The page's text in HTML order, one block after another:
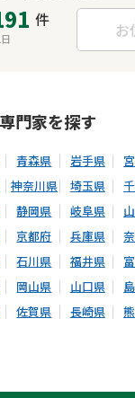
件 お
専門家を探す
青森県 岩手県
神奈川県 埼玉県
静岡県 岐阜県
京都府 兵庫県
石川県 福井県
岡山県 山口県
佐賀県 長崎県